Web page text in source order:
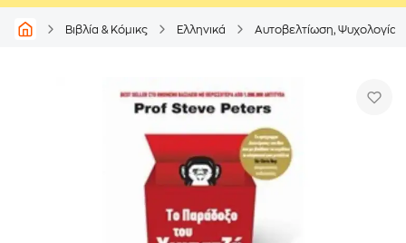
Βιβλία & Κόμικς Ελληνικά Αυτοβελτίωση, Ψυχολογία